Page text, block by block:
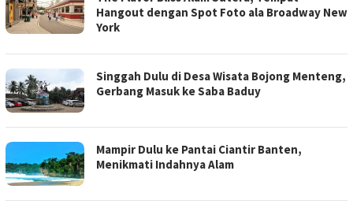
Hangout dengan Spot Foto ala Broadway New
York
Singgah Dulu di Desa Wisata Bojong Menteng,
Gerbang Masuk ke Saba Baduy
Mampir Dulu ke Pantai Ciantir Banten,
Menikmati Indahnya Alam